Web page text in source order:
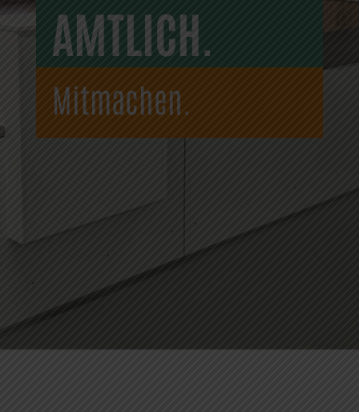
AMTLICH.
Mitmachen.